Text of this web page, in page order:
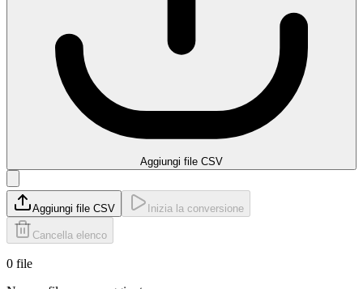
Aggiungi file CSV
Aggiungi file CSV Inizia la conversione
Cancella elenco
0 file